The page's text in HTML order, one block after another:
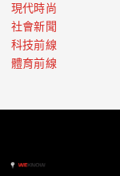
現代時尚
社會新聞
科技前線
體育前線